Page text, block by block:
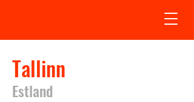
Estland
Tallinn